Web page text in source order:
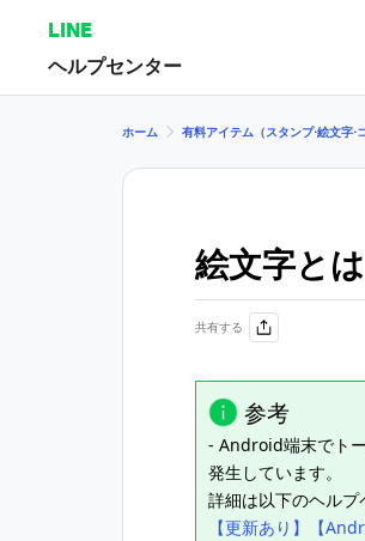
LINE
ヘルプセンター
ホーム 有料アイテム（スタンプ⋅絵文字⋅
絵文字と
共有する
参考
- Android端末でト
発生しています。
詳細は以下のヘルプ
【更新あり】【